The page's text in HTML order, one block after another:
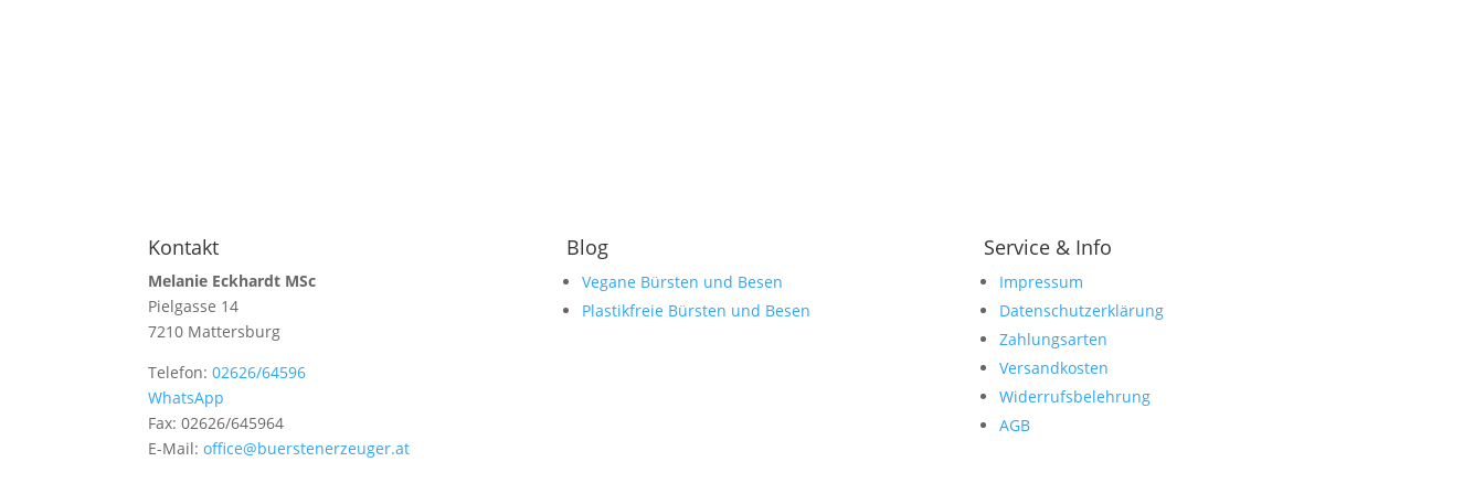
Kontakt
Melanie Eckhardt MSc
Pielgasse 14
7210 Mattersburg
Telefon:02626/64596
WhatsApp
Fax: 02626/645964
E-Mail:office@buerstenerzeuger.at
Blog
Vegane Bürsten und Besen
Plastikfreie Bürsten und Besen
Service & Info
Impressum
Datenschutzerklärung
Zahlungsarten
Versandkosten
Widerrufsbelehrung
AGB